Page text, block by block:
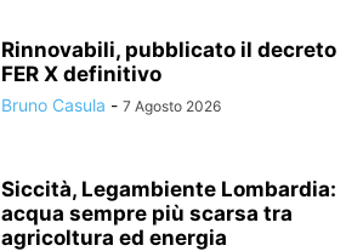
Rinnovabili, pubblicato il decreto
FER X definitivo
Bruno Casula - 7 Agosto 2026
Siccità, Legambiente Lombardia:
acqua sempre più scarsa tra
agricoltura ed energia